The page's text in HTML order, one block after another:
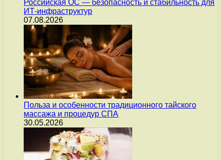
Российская ОС — безопасность и стабильность для
ИТ-инфраструктур
07.08.2026
Польза и особенности традиционного тайского
массажа и процедур СПА
30.05.2026